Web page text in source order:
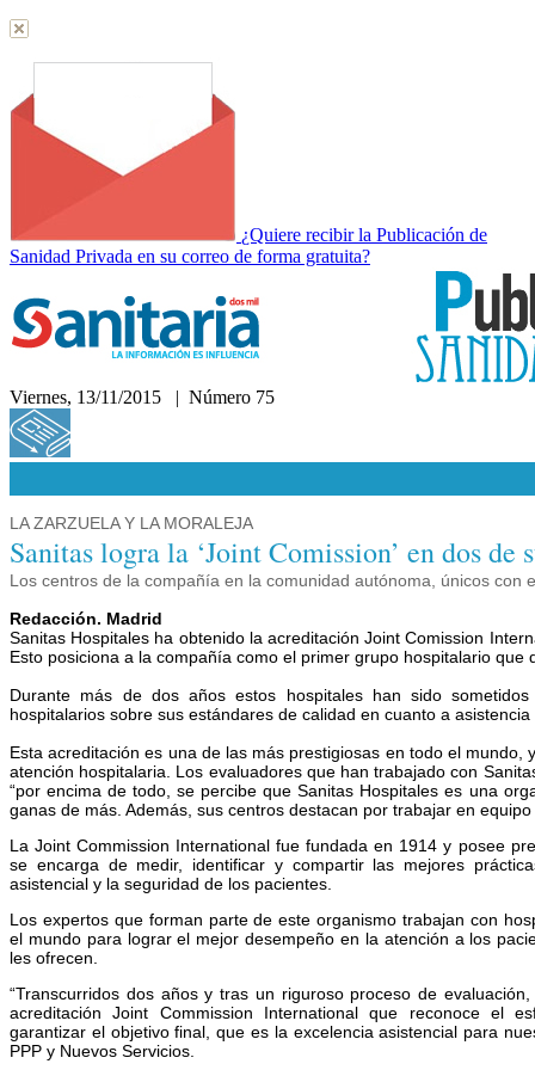
¿Quiere recibir la Publicación de
Sanidad Privada en su correo de forma gratuita?
Viernes, 13/11/2015 | Número 75
LA ZARZUELA Y LA MORALEJA
Sanitas logra la ‘Joint Comission’ en dos de
Los centros de la compañía en la comunidad autónoma, únicos con
Redacción. Madrid
Sanitas Hospitales ha obtenido la acreditación Joint Comission
Esto posiciona a la compañía como el primer grupo hospitalario
Durante más de dos años estos hospitales han sido
hospitalarios sobre sus estándares de calidad en cuanto a
Esta acreditación es una de las más prestigiosas en todo el
atención hospitalaria. Los evaluadores que han trabajado con
“por encima de todo, se percibe que Sanitas Hospitales es una
ganas de más. Además, sus centros destacan por trabajar en equipo
La Joint Commission International fue fundada en 1914 y posee
se encarga de medir, identificar y compartir las mejores
asistencial y la seguridad de los pacientes.
Los expertos que forman parte de este organismo trabajan con
el mundo para lograr el mejor desempeño en la atención a los
les ofrecen.
“Transcurridos dos años y tras un riguroso proceso de
acreditación Joint Commission International que reconoce el
garantizar el objetivo final, que es la excelencia asistencial para
PPP y Nuevos Servicios.